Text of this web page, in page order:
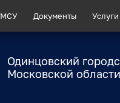
МСУ Документы Услуги
Одинцовский
Московской области